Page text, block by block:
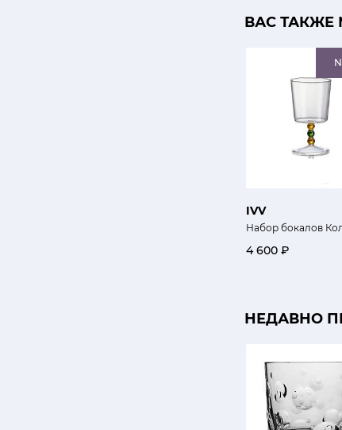
ВАС ТАКЖЕ
IVV
Набор бокалов
4 600 ₽
НЕДАВНО